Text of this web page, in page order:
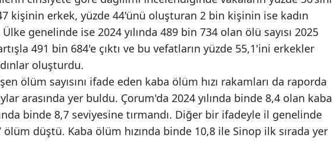
Gaziantep
Giresun
Gümüşhane
Hakkari
Hatay
kişinin erkek, yüzde 44'ünü oluşturan 2 bin kişinin ise kadın
genelinde ise 2024 yılında 489 bin 734 olan ölü sayısı 2025
491 bin 684'e çıktı ve bu vefatların yüzde 55,1'ini erkekler
oluşturdu.
ölüm sayısını ifade eden kaba ölüm hızı rakamları da raporda
arasında yer buldu. Çorum'da 2024 yılında binde 8,4 olan kaba
binde 8,7 seviyesine tırmandı. Diğer bir ifadeyle il genelinde
ölüm düştü. Kaba ölüm hızında binde 10,8 ile Sinop ilk sırada yer